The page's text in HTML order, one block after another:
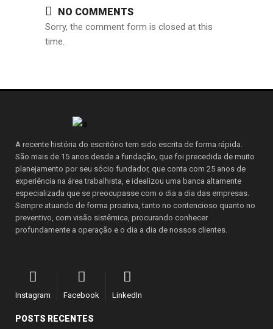
NO COMMENTS
Sorry, the comment form is closed at this
time.
A recente história do escritório tem sido escrita de forma rápida.
São mais de 15 anos desde a fundação, que foi precedida de muito
planejamento por seu sócio fundador, que conta com 25 anos de
experiência na área trabalhista, e idealizou uma banca altamente
especializada que se preocupasse com o dia a dia das empresas.
Sempre atuando de forma proativa, tanto no contencioso quanto no
preventivo, com visão sistêmica, procurando conhecer
profundamente a operação e o dia a dia de nossos clientes.
Instagram Facebook LinkedIn
POSTS RECENTES